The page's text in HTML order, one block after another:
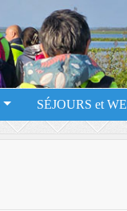
SÉJOURS et WE